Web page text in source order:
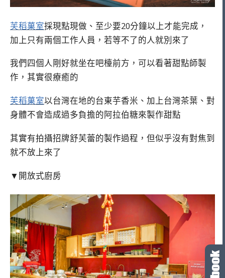
芙稻菓室採現點現做、至少要20分鐘以上才能完成，
加上只有兩個工作人員，若等不了的人就別來了
我們四個人剛好就坐在吧檯前方，可以看著甜點師製
作，其實很療癒的
芙稻菓室以台灣在地的台東芋香米、加上台灣茶葉、對
身體不會造成過多負擔的阿拉伯糖來製作甜點
其實有拍攝招牌舒芙蕾的製作過程，但似乎沒有對焦到
就不放上來了
▼開放式廚房